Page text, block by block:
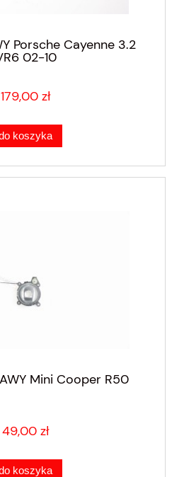
Porsche Cayenne 3.2
02-10
179,00 zł
koszyka
Mini Cooper R50
49,00 zł
koszyka